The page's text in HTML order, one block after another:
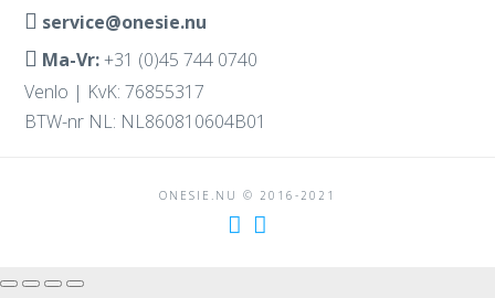
service@onesie.nu
Ma-Vr:+31 (0)45 744 0740
Venlo | KvK: 76855317
BTW-nr NL: NL860810604B01
ONESIE.NU © 2016-2021